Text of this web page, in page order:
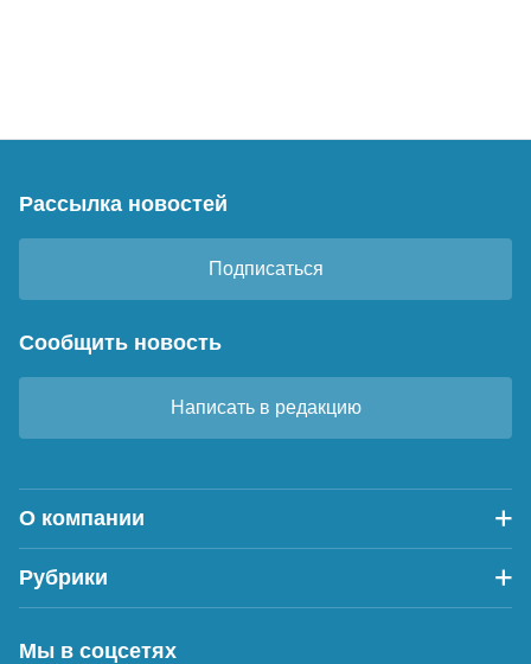
Рассылка новостей
Подписаться
Сообщить новость
Написать в редакцию
О компании
Рубрики
Мы в соцсетях